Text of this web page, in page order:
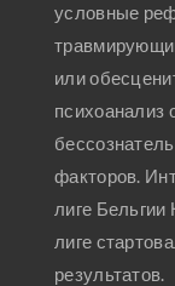
условные
или
психоанализ
факторов.
лиге
лиге
результатов.